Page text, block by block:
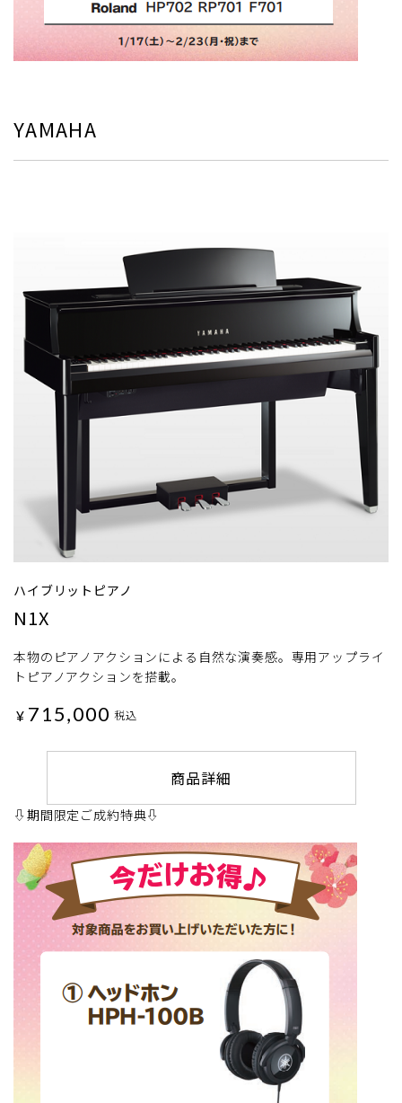
YAMAHA
ハイブリットピアノ
N1X
本物のピアノアクションによる自然な演奏感。専用アップライ
トピアノアクションを搭載。
¥ 715,000 税込
商品詳細
⇩期間限定ご成約特典⇩